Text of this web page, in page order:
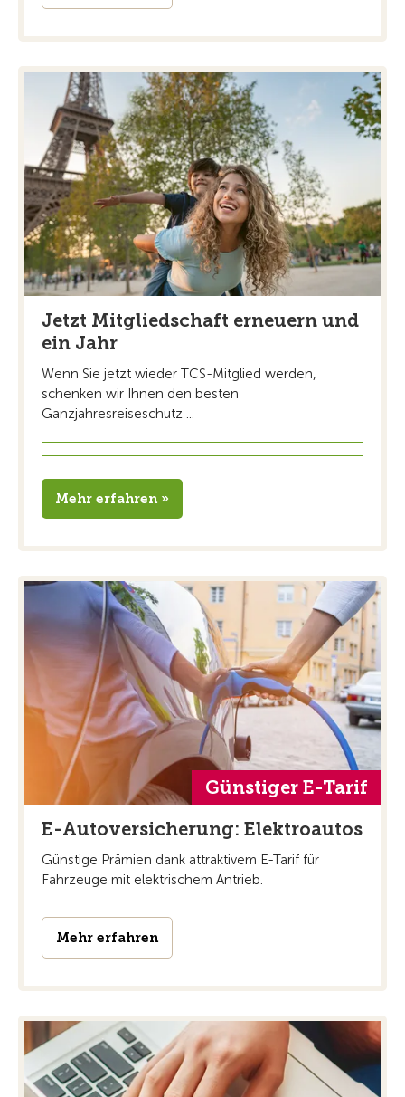
Jetzt Mitgliedschaft erneuern und
ein Jahr
Wenn Sie jetzt wieder TCS-Mitglied werden,
schenken wir Ihnen den besten
Ganzjahresreiseschutz ...
Mehr erfahren »
Günstiger E-Tarif
E-Autoversicherung: Elektroautos
Günstige Prämien dank attraktivem E-Tarif für
Fahrzeuge mit elektrischem Antrieb.
Mehr erfahren